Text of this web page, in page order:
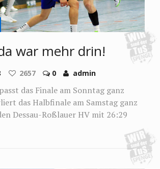
war mehr drin!
2657 0 admin
das Finale am Sonntag ganz
das Halbfinale am Samstag ganz
Dessau-Roßlauer HV mit 26:29